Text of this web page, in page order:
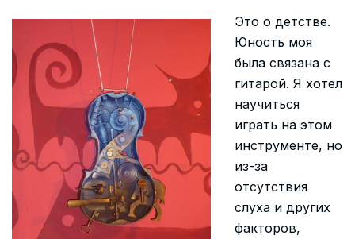
Это о детстве.
Юность моя
была связана с
гитарой. Я хотел
научиться
играть на этом
инструменте, но
из-за
отсутствия
слуха и других
факторов,